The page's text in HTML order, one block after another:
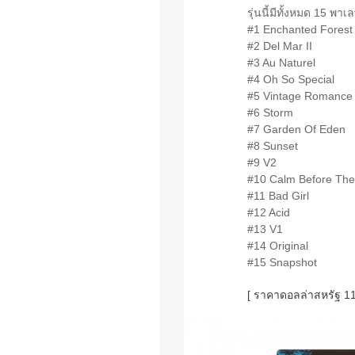
รุ่นนี้มีทั้งหมด 15 พาเ
#1 Enchanted Forest
#2 Del Mar II
#3 Au Naturel
#4 Oh So Special
#5 Vintage Romance
#6 Storm
#7 Garden Of Eden
#8 Sunset
#9 V2
#10 Calm Before
#11 Bad Girl
#12 Acid
#13 V1
#14 Original
#15 Snapshot
[ ราคาดอลล่าสหรัฐ